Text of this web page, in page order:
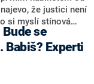
koalice dosud
konkurovat.
že justici není
si myslí stínová
Decroix. V
si nebrala servítky
nástupce Jeronýma
pro lidská
„svoloč“ na
Babiš? Experti